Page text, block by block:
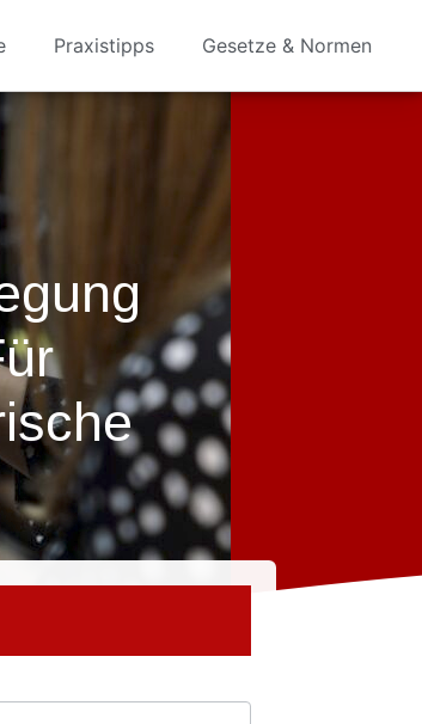
Praxistipps Gesetze & Normen